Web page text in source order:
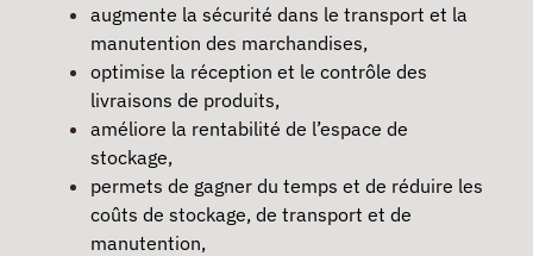
augmente la sécurité dans le transport et la
manutention des marchandises,
optimise la réception et le contrôle des
livraisons de produits,
améliore la rentabilité de l’espace de
stockage,
permets de gagner du temps et de réduire les
coûts de stockage, de transport et de
manutention,